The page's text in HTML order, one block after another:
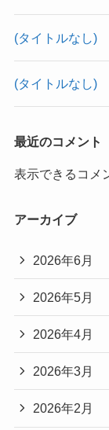
(タイトルなし)
(タイトルなし)
最近のコメント
表示できるコメ
アーカイブ
2026年6月
2026年5月
2026年4月
2026年3月
2026年2月